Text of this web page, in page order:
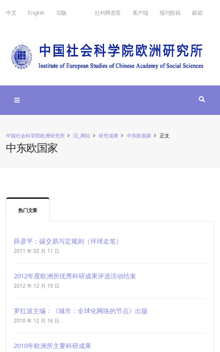
中文 English 旧版 社科网首页 客户端 报刊投稿 邮箱
中东欧国家
中国社会科学院欧洲研究所 旧_网站 研究成果 中东欧国家 正文
热门文章
薛彦平：碳交易与定规则（环球走笔）
2011 年 02 月 11 日
2012年度欧洲所优秀科研成果评选活动结束
2012 年 12 月 10 日
罗红波主编：《城市：全球化网络的节点》出版
2010 年 12 月 16 日
2010年欧洲所主要科研成果